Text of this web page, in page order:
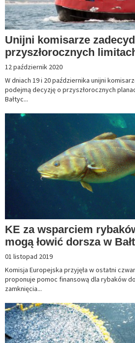
Unijni komisarze
przyszłorocznych
12 październik 2020
W dniach 19 i 20 października unijni
podejmą decyzję o przyszłorocznych
Bałtyc...
KE za wsparciem
mogą łowić dorsza w
01 listopad 2019
Komisja Europejska przyjęła w ostatni
proponuje pomoc finansową dla rybaków
zamknięcia...